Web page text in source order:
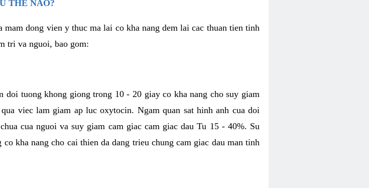
THE NAO?
dong vien y thuc ma lai co kha nang dem lai cac thuan tien tinh
tri va nguoi, bao gom:
doi tuong khong giong trong 10 - 20 giay co kha nang cho suy giam
viec lam giam ap luc oxytocin. Ngam quan sat hinh anh cua doi
cua nguoi va suy giam cam giac cam giac dau Tu 15 - 40%. Su
kha nang cho cai thien da dang trieu chung cam giac dau man tinh